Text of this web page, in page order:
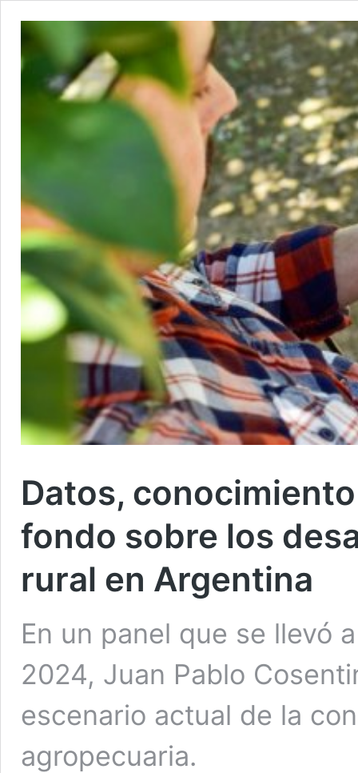
Datos,
fondo sobre los
rural en Argentina
En un panel que se llevó
2024, Juan Pablo
escenario actual de la
agropecuaria.